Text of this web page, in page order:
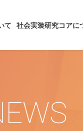
て 社会実装研究コアに